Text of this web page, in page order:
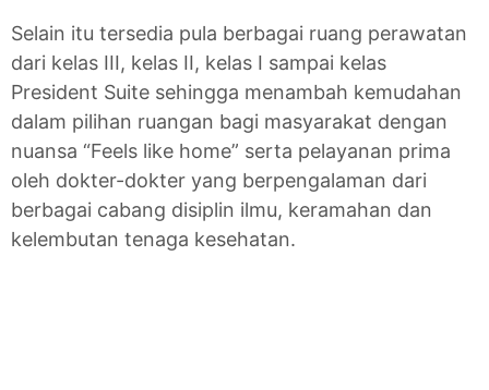
Selain itu tersedia pula berbagai ruang perawatan
dari kelas III, kelas II, kelas I sampai kelas
President Suite sehingga menambah kemudahan
dalam pilihan ruangan bagi masyarakat dengan
nuansa “Feels like home” serta pelayanan prima
oleh dokter-dokter yang berpengalaman dari
berbagai cabang disiplin ilmu, keramahan dan
kelembutan tenaga kesehatan.